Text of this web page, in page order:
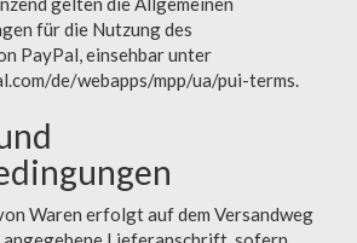
für die Nutzung des
PayPal, einsehbar unter
de/webapps/mpp/ua/pui-terms.
Waren erfolgt auf dem Versandweg